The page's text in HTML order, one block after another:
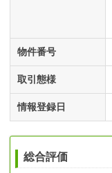
物件番号
取引態様
情報登録日
総合評価